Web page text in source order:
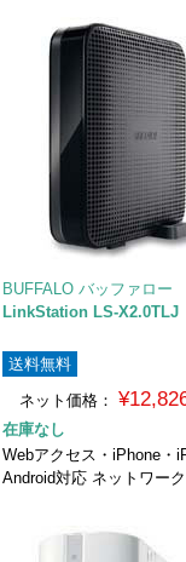
BUFFALO バッファロー
LinkStation LS-X2.0TLJ
送料無料
ネット価格：
在庫なし
Webアクセス・iPhone・
Android対応 ネットワー